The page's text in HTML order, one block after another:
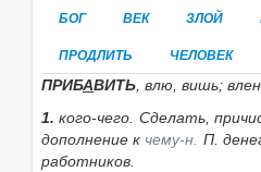
БОГ ВЕК ЗЛОЙ
ПРОДЛИТЬ ЧЕЛОВЕК
ПРИБАВИТЬ, влю, вишь;
1. кого-чего. Сделать,
дополнение к чему-н. П.
работников.